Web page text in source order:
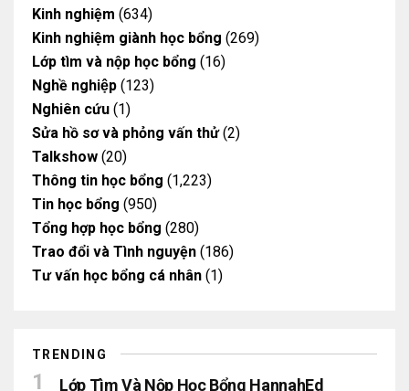
Kinh nghiệm (634)
Kinh nghiệm giành học bổng (269)
Lớp tìm và nộp học bổng (16)
Nghề nghiệp (123)
Nghiên cứu (1)
Sửa hồ sơ và phỏng vấn thử(2)
Talkshow (20)
Thông tin học bổng (1,223)
Tin học bổng (950)
Tổng hợp học bổng (280)
Trao đổi và Tình nguyện (186)
Tư vấn học bổng cá nhân (1)
TRENDING
Lớp Tìm Và Nộp Học Bổng HannahEd